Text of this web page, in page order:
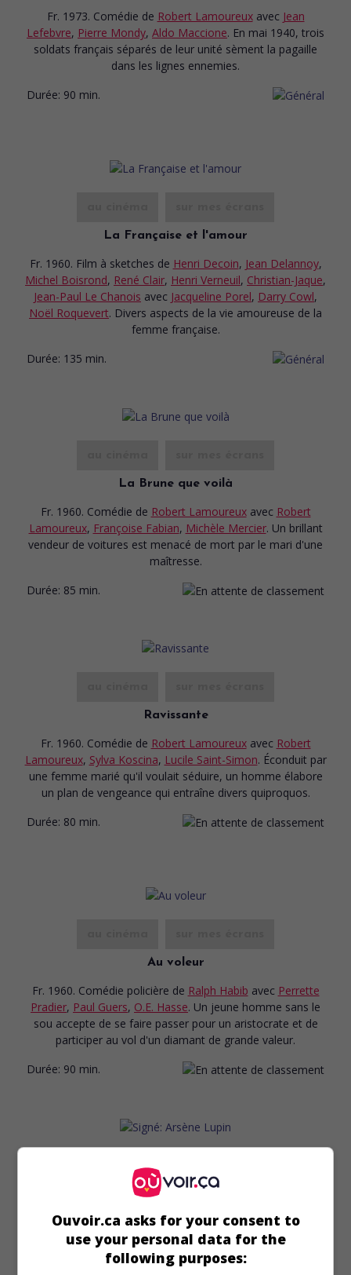
Fr. 1973. Comédie de Robert Lamoureux avec Jean
Lefebvre, Pierre Mondy, Aldo Maccione. En mai 1940, trois
soldats français séparés de leur unité sèment la pagaille
dans les lignes ennemies.
Durée: 90 min.
La Française et l'amour
Fr. 1960. Film à sketches de Henri Decoin, Jean Delannoy,
Michel Boisrond, René Clair, Henri Verneuil, Christian-Jaque,
Jean-Paul Le Chanois avec Jacqueline Porel, Darry Cowl,
Noël Roquevert. Divers aspects de la vie amoureuse de la
femme française.
Durée: 135 min.
La Brune que voilà
Fr. 1960. Comédie de Robert Lamoureux avec Robert
Lamoureux, Françoise Fabian, Michèle Mercier. Un brillant
vendeur de voitures est menacé de mort par le mari d'une
maîtresse.
Durée: 85 min.
Ravissante
Fr. 1960. Comédie de Robert Lamoureux avec Robert
Lamoureux, Sylva Koscina, Lucile Saint-Simon. Éconduit par
une femme marié qu'il voulait séduire, un homme élabore
un plan de vengeance qui entraîne divers quiproquos.
Durée: 80 min.
Au voleur
Fr. 1960. Comédie policière de Ralph Habib avec Perrette
Pradier, Paul Guers, O.E. Hasse. Un jeune homme sans le
sou accepte de se faire passer pour un aristocrate et de
participer au vol d'un diamant de grande valeur.
Durée: 90 min.
au cinéma
Signé: Arsène Lupin
Fr. 1959. Comédie policièrede Yves Robert avec Robert
Lamoureux,Alida Valli,Roger Dumas. Après s'être fait
duper par un complice, Arsène Lupin cherche à comprendre
le mystère entourant le vol de trois tableaux.
Ouvoir.ca asks for your consent to
use your personal data for the
following purposes: